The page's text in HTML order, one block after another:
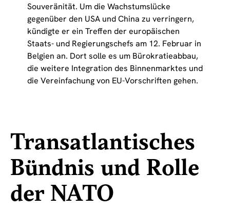
Souveränität. Um die Wachstumslücke
gegenüber den USA und China zu verringern,
kündigte er ein Treffen der europäischen
Staats- und Regierungschefs am 12. Februar in
Belgien an. Dort solle es um Bürokratieabbau,
die weitere Integration des Binnenmarktes und
die Vereinfachung von EU-Vorschriften gehen.
Transatlantisches
Bündnis und Rolle
der NATO